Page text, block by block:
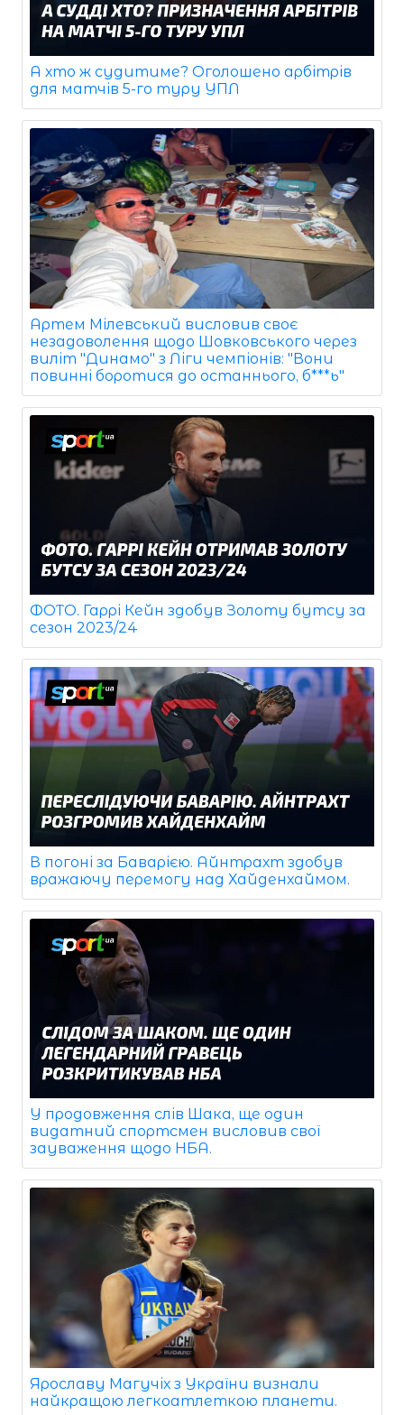
А хто ж судитиме? Оголошено арбітрів
для матчів 5-го туру УПЛ
Артем Мілевський висловив своє
незадоволення щодо Шовковського через
виліт "Динамо" з Ліги чемпіонів: "Вони
повинні боротися до останнього, б***ь"
ФОТО. Гаррі Кейн здобув Золоту бутсу за
сезон 2023/24
В погоні за Баварією. Айнтрахт здобув
вражаючу перемогу над Хайденхаймом.
У продовження слів Шака, ще один
видатний спортсмен висловив свої
зауваження щодо НБА.
Ярославу Магучіх з України визнали
найкращою легкоатлеткою планети.